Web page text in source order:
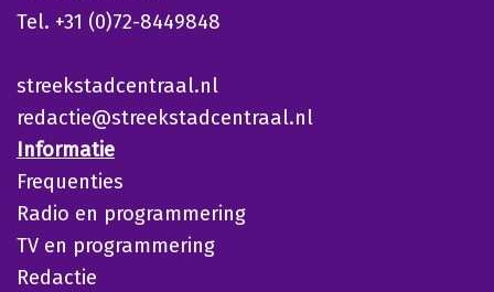
Tel. +31 (0)72-8449848
streekstadcentraal.nl
redactie@streekstadcentraal.nl
Informatie
Frequenties
Radio en programmering
TV en programmering
Redactie